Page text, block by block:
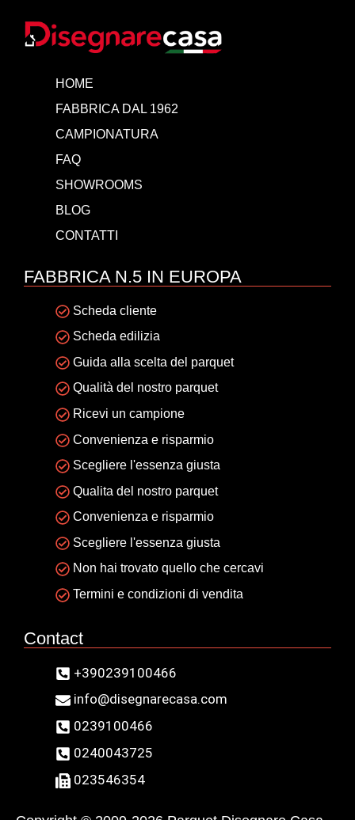
HOME
FABBRICA DAL 1962
CAMPIONATURA
FAQ
SHOWROOMS
BLOG
CONTATTI
FABBRICA N.5 IN EUROPA
Scheda cliente
Scheda edilizia
Guida alla scelta del parquet
Qualità del nostro parquet
Ricevi un campione
Convenienza e risparmio
Scegliere l'essenza giusta
Qualita del nostro parquet
Convenienza e risparmio
Scegliere l'essenza giusta
Non hai trovato quello che cercavi
Termini e condizioni di vendita
Contact
+390239100466
info@disegnarecasa.com
0239100466
0240043725
023546354